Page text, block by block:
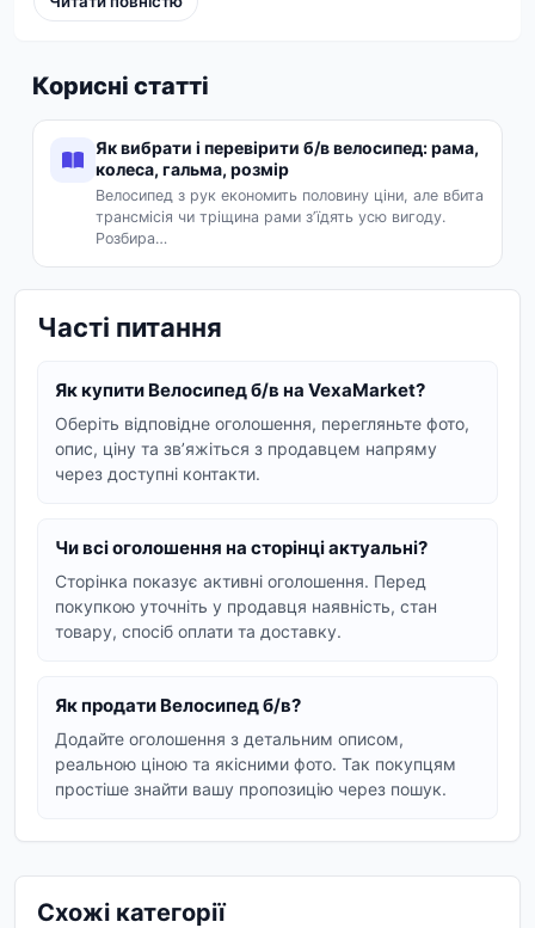
Рама: відсутність тріщин і слідів ремонту.
Трансмісія та гальма:знос ланцюга, касети,
колодок.
Колеса:вісімки, стан покришок і
підшипників.
Підбирайте розмір рами під свій зріст,
домовляйтесь про тест-драйв і доставку по
Україні.
Корисні статті
Як вибрати і перевірити б/в велосипед: рама,
колеса, гальма, розмір
Велосипед з рук економить половину ціни, але вбита
трансмісія чи тріщина рами зʼїдять усю вигоду.
Розбира…
Часті питання
Як купити Велосипед б/в на VexaMarket?
Оберіть відповідне оголошення, перегляньте фото,
опис, ціну та звʼяжіться з продавцем напряму
через доступні контакти.
Чи всі оголошення на сторінці актуальні?
Сторінка показує активні оголошення. Перед
покупкою уточніть у продавця наявність, стан
товару, спосіб оплати та доставку.
Як продати Велосипед б/в?
Додайте оголошення з детальним описом,
реальною ціною та якісними фото. Так покупцям
простіше знайти вашу пропозицію через пошук.
Схожі категорії